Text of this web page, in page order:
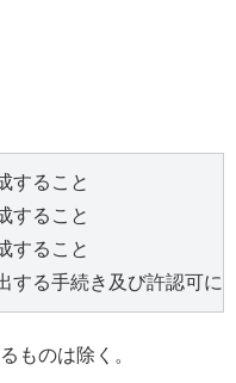
すること
すること
すること
する手続き及び許認可
ものは除く。